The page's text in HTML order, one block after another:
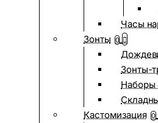
Часы
Зонты 0
Зонты-
Наборы
Кастомизация 0